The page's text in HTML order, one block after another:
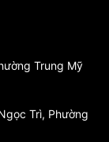
Trung Mỹ
Trì, Phường